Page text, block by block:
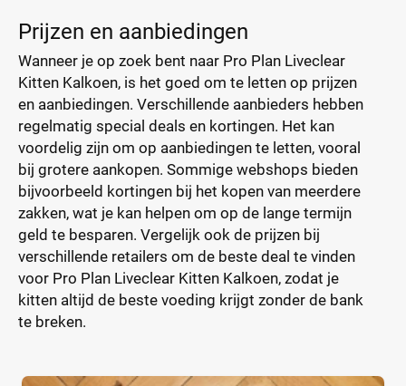
Prijzen en aanbiedingen
Wanneer je op zoek bent naar Pro Plan Liveclear
Kitten Kalkoen, is het goed om te letten op prijzen
en aanbiedingen. Verschillende aanbieders hebben
regelmatig special deals en kortingen. Het kan
voordelig zijn om op aanbiedingen te letten, vooral
bij grotere aankopen. Sommige webshops bieden
bijvoorbeeld kortingen bij het kopen van meerdere
zakken, wat je kan helpen om op de lange termijn
geld te besparen. Vergelijk ook de prijzen bij
verschillende retailers om de beste deal te vinden
voor Pro Plan Liveclear Kitten Kalkoen, zodat je
kitten altijd de beste voeding krijgt zonder de bank
te breken.